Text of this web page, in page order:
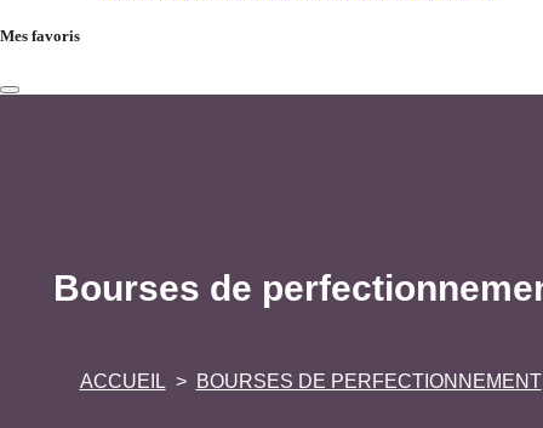
Mes favoris
Bourses de
ACCUEIL BOURSES DE PERFECTIONNEMENT